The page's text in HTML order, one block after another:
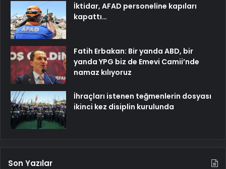
İktidar, AFAD personeline kapıları
kapattı…
Fatih Erbakan: Bir yanda ABD, bir
yanda YPG biz de Emevi Camii’nde
namaz kılıyoruz
İhraçları istenen teğmenlerin dosyası
ikinci kez disiplin kurulunda
Son Yazılar